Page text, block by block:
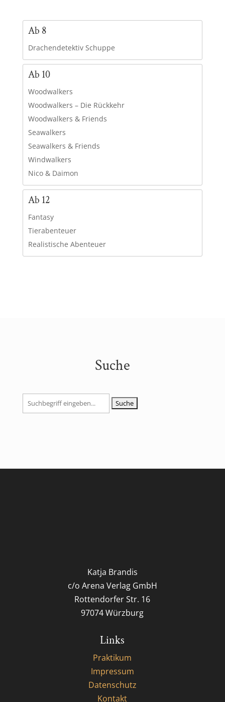
Ab 8
Drachendetektiv Schuppe
Ab 10
Woodwalkers
Woodwalkers – Die Rückkehr
Woodwalkers & Friends
Seawalkers
Seawalkers & Friends
Windwalkers
Nico & Daimon
Ab 12
Fantasy
Tierabenteuer
Realistische Abenteuer
Suche
Suchen
nach:
Katja Brandis
c/o Arena Verlag GmbH
Rottendorfer Str. 16
97074 Würzburg
Links
Praktikum
Impressum
Datenschutz
Kontakt